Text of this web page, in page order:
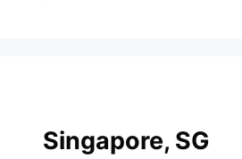
Singapore, SG